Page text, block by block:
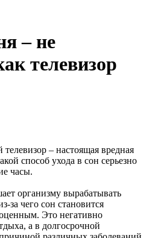
– не
телевизор
– настоящая вредная
способ ухода в сон серьезно
часы.
организму вырабатывать
за чего сон становится
Это негативно
а в долгосрочной